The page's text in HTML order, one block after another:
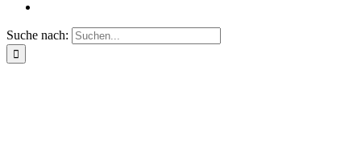
Suche nach: